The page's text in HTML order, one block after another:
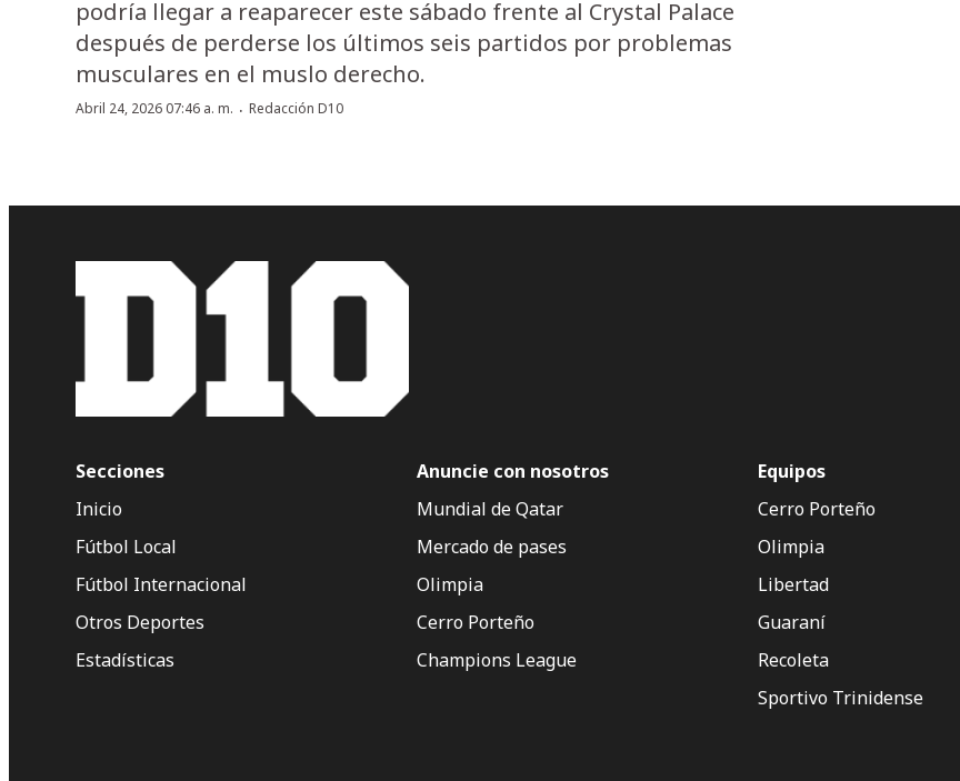
podría llegar a reaparecer este sábado frente al Crystal Palace
después de perderse los últimos seis partidos por problemas
musculares en el muslo derecho.
Abril 24, 2026 07:46 a. m. · Redacción D10
Secciones
Inicio
Fútbol Local
Fútbol Internacional
Otros Deportes
Estadísticas
Anuncie con nosotros
Mundial de Qatar
Mercado de pases
Olimpia
Cerro Porteño
Champions League
Equipos
Cerro Porteño
Olimpia
Libertad
Guaraní
Recoleta
Sportivo Trinidense